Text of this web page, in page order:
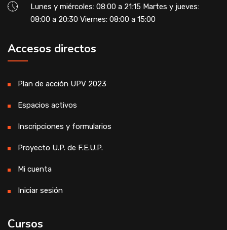
Lunes y miércoles: 08:00 a 21:15 Martes y jueves:
08:00 a 20:30 Viernes: 08:00 a 15:00
Accesos directos
Plan de acción UPV 2023
Espacios activos
Inscripciones y formularios
Proyecto U.P. de F.E.U.P.
Mi cuenta
Iniciar sesión
Cursos